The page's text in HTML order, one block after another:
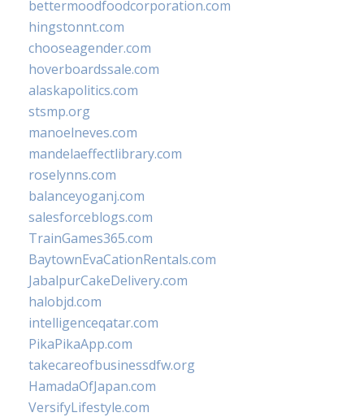
bettermoodfoodcorporation.com
hingstonnt.com
chooseagender.com
hoverboardssale.com
alaskapolitics.com
stsmp.org
manoelneves.com
mandelaeffectlibrary.com
roselynns.com
balanceyoganj.com
salesforceblogs.com
TrainGames365.com
BaytownEvaCationRentals.com
JabalpurCakeDelivery.com
halobjd.com
intelligenceqatar.com
PikaPikaApp.com
takecareofbusinessdfw.org
HamadaOfJapan.com
VersifyLifestyle.com